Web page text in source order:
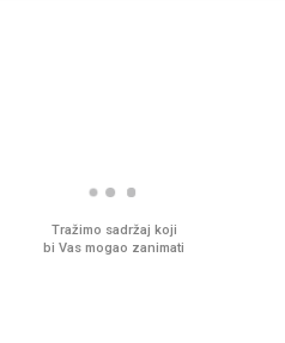
Tražimo sadržaj koji
bi Vas mogao zanimati